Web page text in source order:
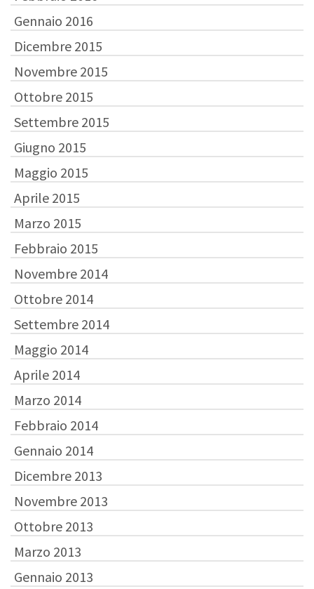
Gennaio 2016
Dicembre 2015
Novembre 2015
Ottobre 2015
Settembre 2015
Giugno 2015
Maggio 2015
Aprile 2015
Marzo 2015
Febbraio 2015
Novembre 2014
Ottobre 2014
Settembre 2014
Maggio 2014
Aprile 2014
Marzo 2014
Febbraio 2014
Gennaio 2014
Dicembre 2013
Novembre 2013
Ottobre 2013
Marzo 2013
Gennaio 2013